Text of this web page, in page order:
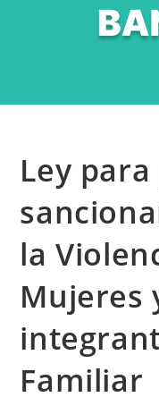
Ley
la
Mujeres
Familiar